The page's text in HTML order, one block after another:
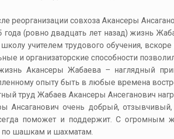
реорганизации совхоза Акансеры
(ровно двадцать лет назад) жизнь
школу учителем трудового обучения,
и организаторские способности
Акансеры Жабаева – наглядный
опыту быть в любые времена
труд Жабаев Акансеры Ансеганович
Ансаганович очень добрый,
поможет и поддержит. С огромным
по шашкам и шахматам.